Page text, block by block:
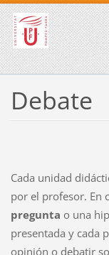
Debate
Cada unidad
por el profesor. En
pregunta o una
presentada y cada
opinión o debatir